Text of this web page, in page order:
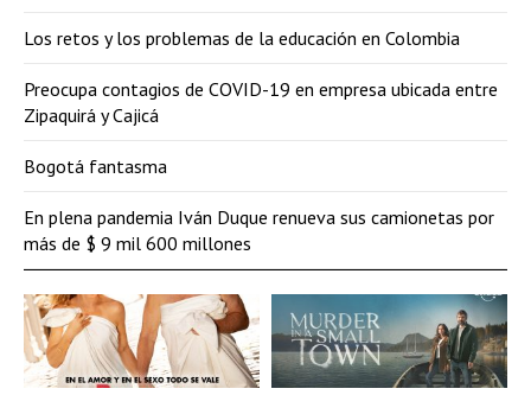
Los retos y los problemas de la educación en Colombia
Preocupa contagios de COVID-19 en empresa ubicada entre
Zipaquirá y Cajicá
Bogotá fantasma
En plena pandemia Iván Duque renueva sus camionetas por
más de $ 9 mil 600 millones